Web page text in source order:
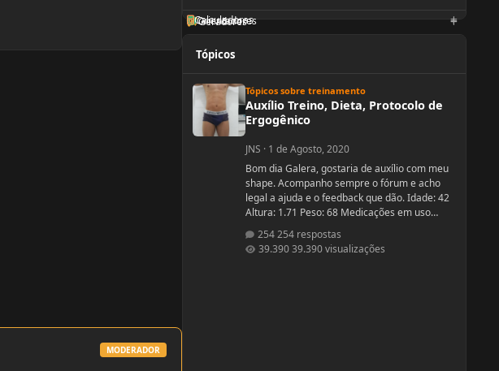
MODERADOR
Geradores
Orientadores
Calculadoras
Tópicos
Tópicos sobre treinamento
Auxílio Treino, Dieta, Protocolo de
Ergogênico
JNS · 1 de Agosto, 2020
Bom dia Galera, gostaria de auxílio com meu
shape. Acompanho sempre o fórum e acho
legal a ajuda e o feedback que dão. Idade: 42
Altura: 1.71 Peso: 68 Medicações em uso
hipertensivo, etc...): nenhuma Problemas de
Saúde e história de cirurgias: nenhuma
254 respostas
39.390 visualizações